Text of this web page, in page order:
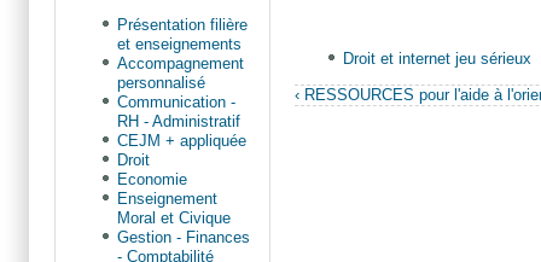
Droit et internet jeu sérieux
‹ RESSOURCES pour l'aide à
Présentation filière
et enseignements
Accompagnement
personnalisé
Communication -
RH - Administratif
CEJM + appliquée
Droit
Economie
Enseignement
Moral et Civique
Gestion - Finances
- Comptabilité